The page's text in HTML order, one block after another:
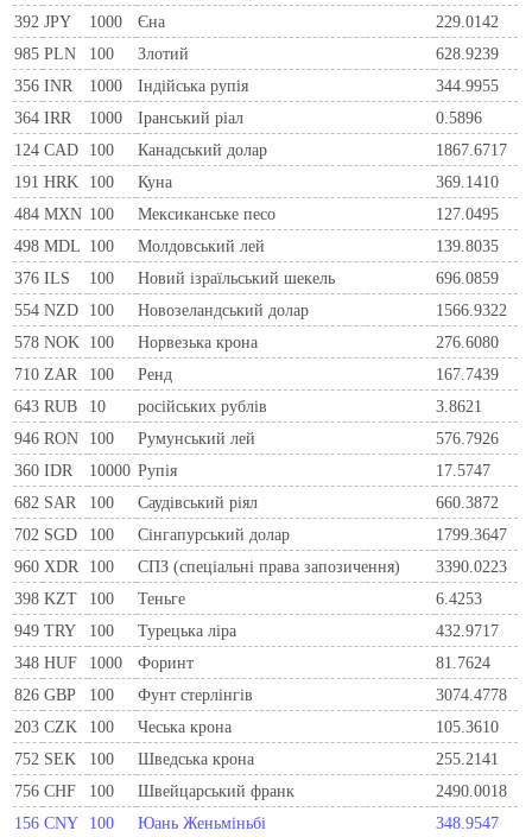
392 JPY 1000 Єна
229.0142
985 PLN 100 Злотий
628.9239
356 INR 1000 Індійська рупія
344.9955
364 IRR 1000 Іранський ріал
0.5896
124 CAD 100 Канадський долар
1867.6717
191 HRK 100 Куна
369.1410
484 MXN 100 Мексиканське песо
127.0495
498 MDL 100 Молдовський лей
139.8035
376 ILS 100 Новий ізраїльський шекель
696.0859
554 NZD 100 Новозеландський долар
1566.9322
578 NOK 100 Норвезька крона
276.6080
710 ZAR 100 Ренд
167.7439
643 RUB 10 російських рублів
3.8621
946 RON 100 Румунський лей
576.7926
360 IDR 10000 Рупія
17.5747
682 SAR 100 Саудівський ріял
660.3872
702 SGD 100 Сінгапурський долар
1799.3647
960 XDR 100 СПЗ (спеціальні права запозичення)
3390.0223
398 KZT 100 Теньге
6.4253
949 TRY 100 Турецька ліра
432.9717
348 HUF 1000 Форинт
81.7624
826 GBP 100 Фунт стерлінгів
3074.4778
203 CZK 100 Чеська крона
105.3610
752 SEK 100 Шведська крона
255.2141
756 CHF 100 Швейцарський франк
2490.0018
156 CNY 100 Юань Женьміньбі 348.9547